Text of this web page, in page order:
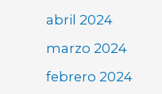
abril 2024
marzo 2024
febrero 2024